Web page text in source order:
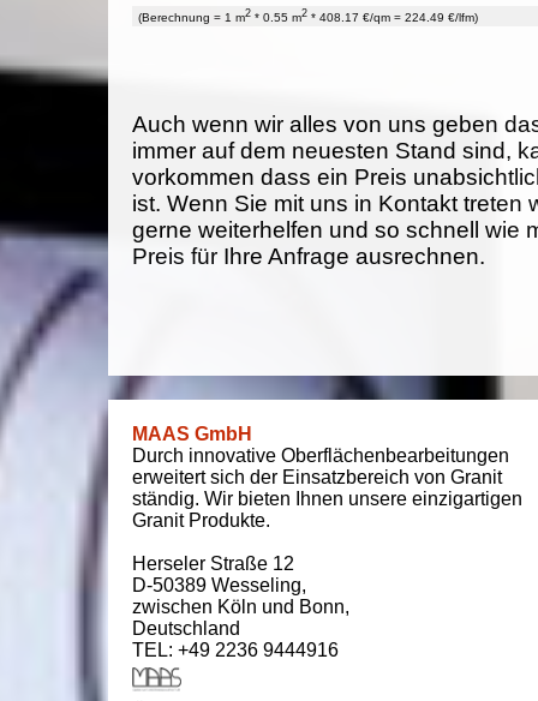
(Berechnung = 1 m2 * 0.55 m2 * 408.17 €/qm = 224.49 €/lfm)
Auch wenn wir alles von uns geben
immer auf dem neuesten Stand sind,
vorkommen dass ein Preis
ist. Wenn Sie mit uns in Kontakt treten
gerne weiterhelfen und so schnell wie
Preis für Ihre Anfrage ausrechnen.
MAAS GmbH
Durch innovative Oberflächenbearbeitungen
erweitert sich der Einsatzbereich von Granit
ständig. Wir bieten Ihnen unsere einzigartigen
Granit Produkte.
Herseler Straße 12
D-50389 Wesseling,
zwischen Köln und Bonn,
Deutschland
TEL: +49 2236 9444916